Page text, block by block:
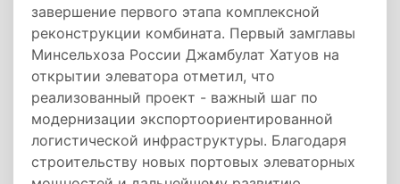
завершение первого этапа комплексной
реконструкции комбината. Первый замглавы
Минсельхоза России Джамбулат Хатуов на
открытии элеватора отметил, что
реализованный проект - важный шаг по
модернизации экспортоориентированной
логистической инфраструктуры. Благодаря
строительству новых портовых элеваторных